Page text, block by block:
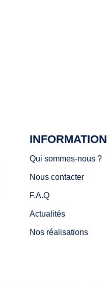
INFORMATION
Qui sommes-nous ?
Nous contacter
F.A.Q
Actualités
Nos réalisations